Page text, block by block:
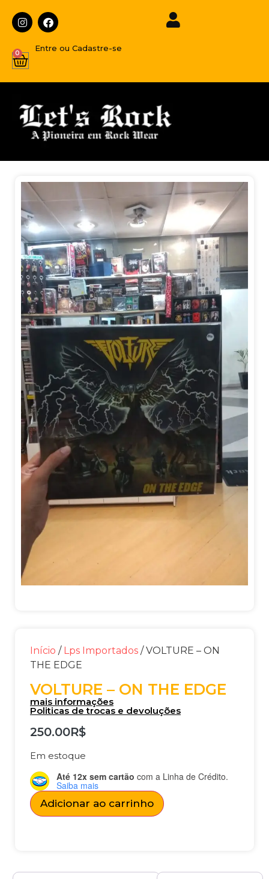
Entre ou Cadastre-se
0
Início / Lps Importados / VOLTURE – ON
THE EDGE
VOLTURE – ON THE EDGE
mais informações
Politicas de trocas e devoluções
250.00R$
Em estoque
Até 12x sem cartão com a Linha de Crédito.
Saiba mais
Adicionar ao carrinho